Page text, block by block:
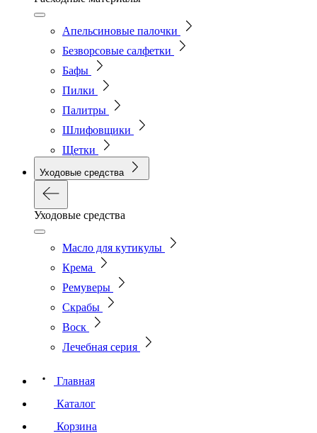
Апельсиновые палочки
Безворсовые салфетки
Бафы
Пилки
Палитры
Шлифовщики
Щетки
Уходовые средства
Уходовые средства
Масло для кутикулы
Крема
Ремуверы
Скрабы
Воск
Лечебная серия
Главная
Каталог
Корзина